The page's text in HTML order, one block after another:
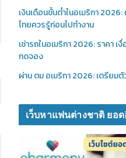
เงินเดือนขั้นต่ำในอเมริกา
ไทยควรรู้ก่อนไปทำงาน
เช่ารถในอเมริกา 2026: ราคา
กดจอง
ผ่าน ตม อเมริกา 2026: เตรียม
เว็บหาแฟนต่างชาติ ยอ